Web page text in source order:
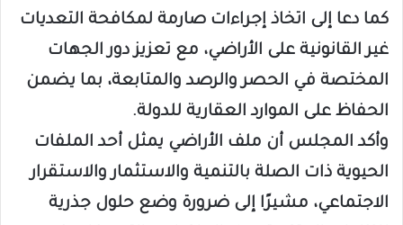
كما دعا إلى اتخاذ إجراءات صارمة لمكافحة التعديات
غير القانونية على الأراضي، مع تعزيز دور الجهات
المختصة في الحصر والرصد والمتابعة، بما يضمن
الحفاظ على الموارد العقارية للدولة.
وأكد المجلس أن ملف الأراضي يمثل أحد الملفات
الحيوية ذات الصلة بالتنمية والاستثمار والاستقرار
الاجتماعي، مشيرًا إلى ضرورة وضع حلول جذرية